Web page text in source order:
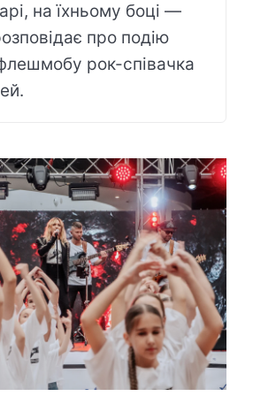
на їхньому боці —
про подію
флешмобу рок-співачка